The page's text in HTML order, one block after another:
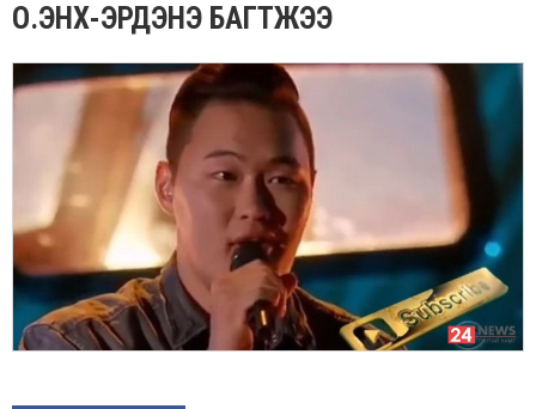
О.ЭНХ-ЭРДЭНЭ БАГТЖЭЭ